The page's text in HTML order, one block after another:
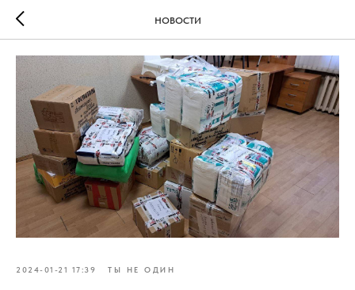
НОВОСТИ
2024-01-21 17:39 ТЫ НЕ ОДИН